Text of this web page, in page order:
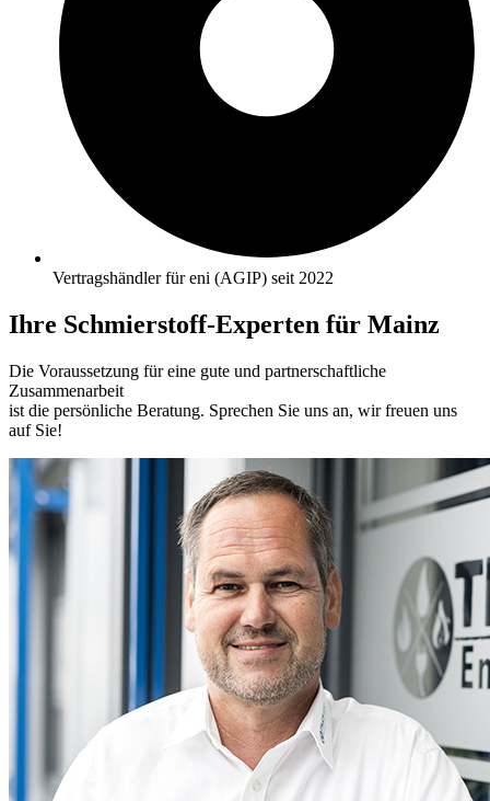
Vertragshändler für eni (AGIP) seit 2022
Ihre Schmierstoff-Experten für Mainz
Die Voraussetzung für eine gute und partnerschaftliche
Zusammenarbeit
ist die persönliche Beratung. Sprechen Sie uns an, wir freuen uns
auf Sie!